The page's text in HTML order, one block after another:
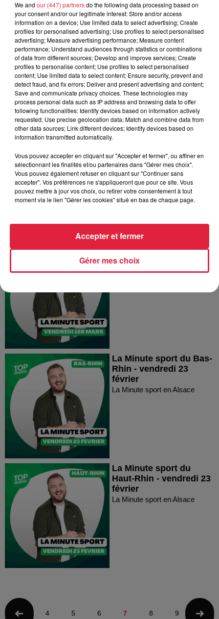
La Minute sport du Bas-
Rhin - vendredi 15 mars
La Minute sport en Alsace
La Minute sport du
mars
La Minute sport en Alsace
La Minute sport du Bas-
Rhin - vendredi 1er
mars
La Minute sport du Bas-
Rhin - vendredi 23
février
La Minute sport en Alsace
La Minute sport du
Haut-Rhin - vendredi 23
février
La Minute sport en Alsace
4 5 6 7 8 9 10
We and our (447) partnersdo the following data processing based on
your consent and/or our legitimate interest: Store and/or access
information on a device; Use limited data to select advertising; Create
profiles for personalised advertising; Use profiles to select personalised
advertising; Measure advertising performance; Measure content
performance; Understand audiences through statistics or combinations
of data from different sources; Develop and improve services; Create
profiles to personalise content; Use profiles to select personalised
content; Use limited data to select content; Ensure security, prevent and
detect fraud, and fix errors; Deliver and present advertising and content;
Save and communicate privacy choices. These technologies may
process personal data such as IP address and browsing data to offer
following functionalities: Identify devices based on information actively
requested; Use precise geolocation data; Match and combine data from
other data sources; Link different devices; Identify devices based on
information transmitted automatically.
Vous pouvez accepter en cliquant sur "Accepter et fermer", ou affiner en
sélectionnant les finalités et/ou partenaires dans "Gérer mes choix".
Vous pouvez également refuser en cliquant sur "Continuer sans
accepter". Vos préférences ne s'appliqueront que pour ce site. Vous
pouvez mettre à jour vos choix, ou retirer votre consentement à tout
moment via le lien "Gérer les cookies" situé en bas de chaque page.
Gérer mes choix
Accepter et fermer